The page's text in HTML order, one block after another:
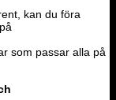
kan du föra
som passar alla på